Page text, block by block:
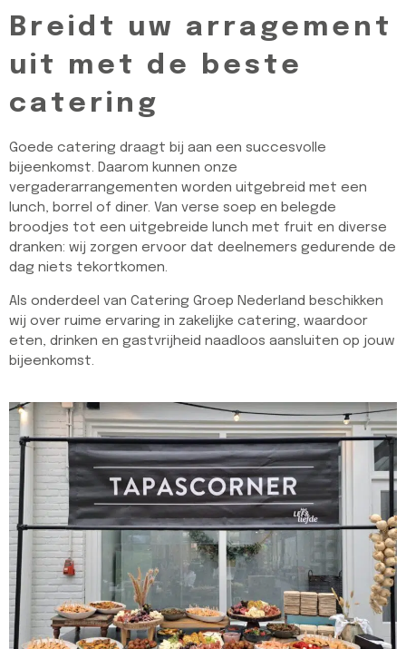
Breidt uw arragement
uit met de beste
catering
Goede catering draagt bij aan een succesvolle
bijeenkomst. Daarom kunnen onze
vergaderarrangementen worden uitgebreid met een
lunch, borrel of diner. Van verse soep en belegde
broodjes tot een uitgebreide lunch met fruit en diverse
dranken: wij zorgen ervoor dat deelnemers gedurende de
dag niets tekortkomen.
Als onderdeel van Catering Groep Nederland beschikken
wij over ruime ervaring in zakelijke catering, waardoor
eten, drinken en gastvrijheid naadloos aansluiten op jouw
bijeenkomst.